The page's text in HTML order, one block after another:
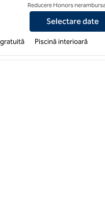
Home2 Suites by Hilton
Reducere Honors
Selectare date
Piscină interioară